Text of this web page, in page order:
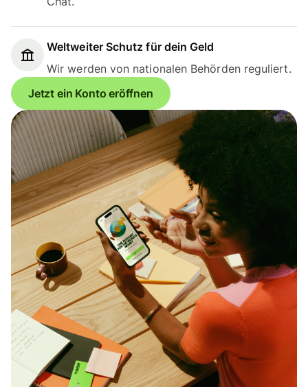
Weltweiter Schutz für dein Geld
Wir werden von nationalen Behörden reguliert.
Jetzt ein Konto eröffnen